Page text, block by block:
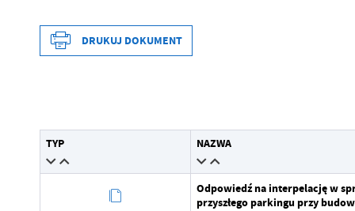
Wytworzył
Data opublikowania
Ostatnio zaktualizował
Wytworzył
Data opublikowania
Opublikował
DRUKUJ DOKUMENT
TYP NAZWA
Odpowiedź na interpelację w
przyszłego parkingu przy